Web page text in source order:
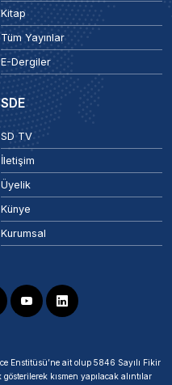
Kitap
Tüm Yayınlar
E-Dergiler
SDE
SD TV
İletişim
Üyelik
Künye
Kurumsal
Enstitüsü’ne ait olup 5846 Sayılı Fikir
kısmen yapılacak alıntılar